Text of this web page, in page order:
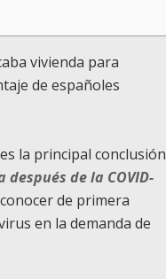
vivienda para
de españoles
la principal conclusión
de la COVID-
de primera
en la demanda de